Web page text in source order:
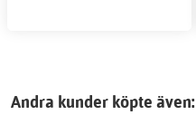
Andra kunder köpte även: